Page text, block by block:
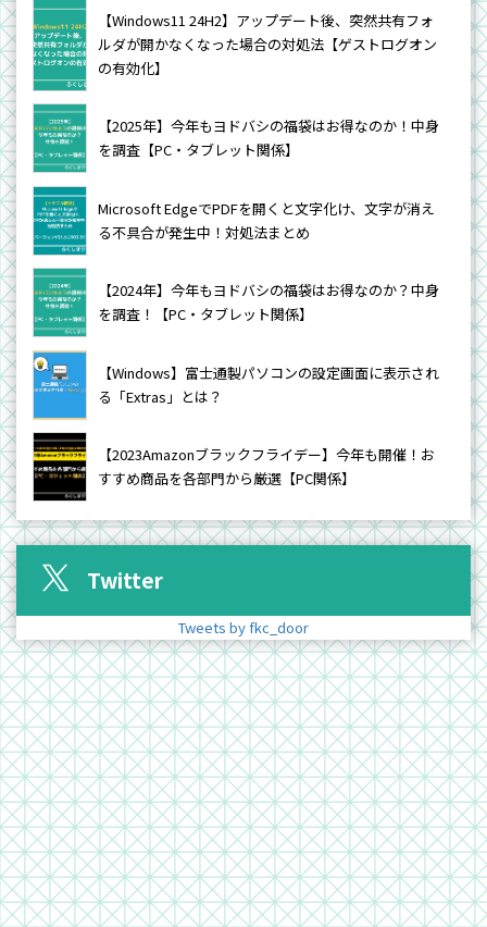
【Windows11 24H2】アップデート後、突然共有フォ
ルダが開かなくなった場合の対処法【ゲストログオン
の有効化】
【2025年】今年もヨドバシの福袋はお得なのか！中身
を調査【PC・タブレット関係】
Microsoft EdgeでPDFを開くと文字化け、文字が消え
る不具合が発生中！対処法まとめ
【2024年】今年もヨドバシの福袋はお得なのか？中身
を調査！【PC・タブレット関係】
【Windows】富士通製パソコンの設定画面に表示され
る「Extras」とは？
【2023Amazonブラックフライデー】今年も開催！お
すすめ商品を各部門から厳選【PC関係】
Twitter
Tweets by fkc_door